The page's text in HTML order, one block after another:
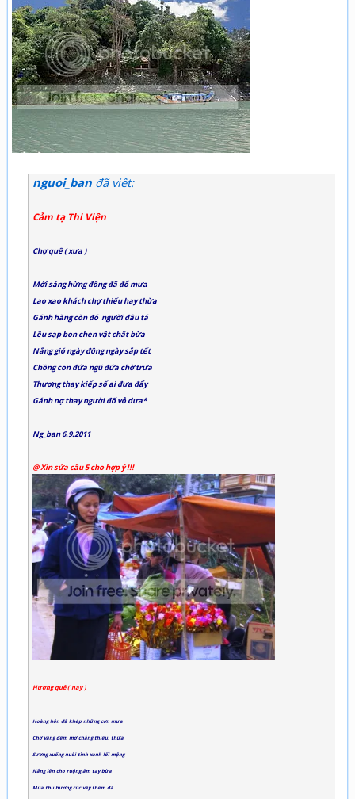
nguoi_ban đã viết:
Cảm tạ Thi Viện
Chợ quê ( xưa )
Mới sáng hừng đông đã đổ mưa
Lao xao khách chợ thiếu hay thừa
Gánh hàng còn đó người đâu tá
Lều sạp bon chen vật chất bừa
Nắng gió ngày đông ngày sắp tết
Chồng con đứa ngũ đứa chờ trưa
Thương thay kiếp số ai đưa đẩy
Gánh nợ thay người đổ vỏ dưa*
Ng_ban 6.9.2011
@ Xin sửa câu 5 cho hợp ý !!!
Hương quê ( nay )
Hoàng hôn đã khép những cơn mưa
Chợ vãng đêm mơ chẳng thiếu, thừa
Sương xuống nuôi tình xanh lối mộng
Nắng lên cho ruộng ấm tay bừa
Mùa thu hương cúc vây thềm đá